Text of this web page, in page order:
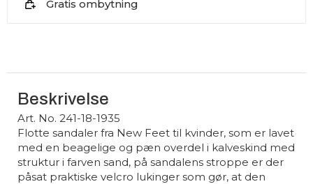
Gratis ombytning
Beskrivelse
Art. No. 241-18-1935
Flotte sandaler fra New Feet til kvinder, som er lavet
med en beagelige og pæn overdel i kalveskind med
struktur i farven sand, på sandalens stroppe er der
påsat praktiske velcro lukinger som gør, at den